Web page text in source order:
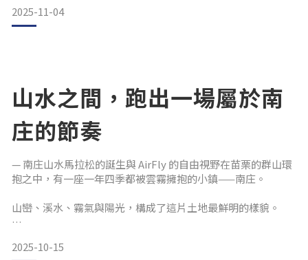
這份指南將用 尺寸分類 + 臉型特徵 + 鏡片選擇 三步驟，幫助你
在線上就能找到最適合的一副。 一、量頭寬，對應正確尺寸在
2025-11-04
山水之間，跑出一場屬於南
庄的節奏
— 南庄山水馬拉松的誕生與 AirFly 的自由視野在苗栗的群山環
抱之中，有一座一年四季都被雲霧擁抱的小鎮——南庄。
山巒、溪水、霧氣與陽光，構成了這片土地最鮮明的樣貌。
2025-10-15